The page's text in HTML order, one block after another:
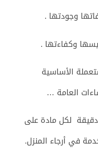
وجودتها .
وكفاءتها .
الأساسية
العامة …
لكل مادة على
في أرجاء المنزل.